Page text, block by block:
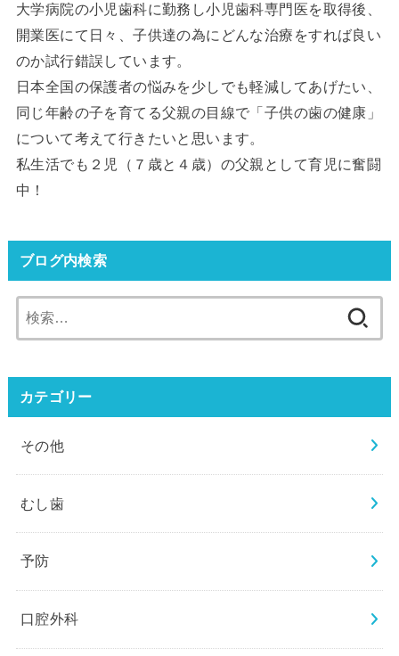
大学病院の小児歯科に勤務し小児歯科専門医を取得後、
開業医にて日々、子供達の為にどんな治療をすれば良い
のか試行錯誤しています。
日本全国の保護者の悩みを少しでも軽減してあげたい、
同じ年齢の子を育てる父親の目線で「子供の歯の健康」
について考えて行きたいと思います。
私生活でも２児（７歳と４歳）の父親として育児に奮闘
中！
ブログ内検索
索:
カテゴリー
その他
むし歯
予防
口腔外科